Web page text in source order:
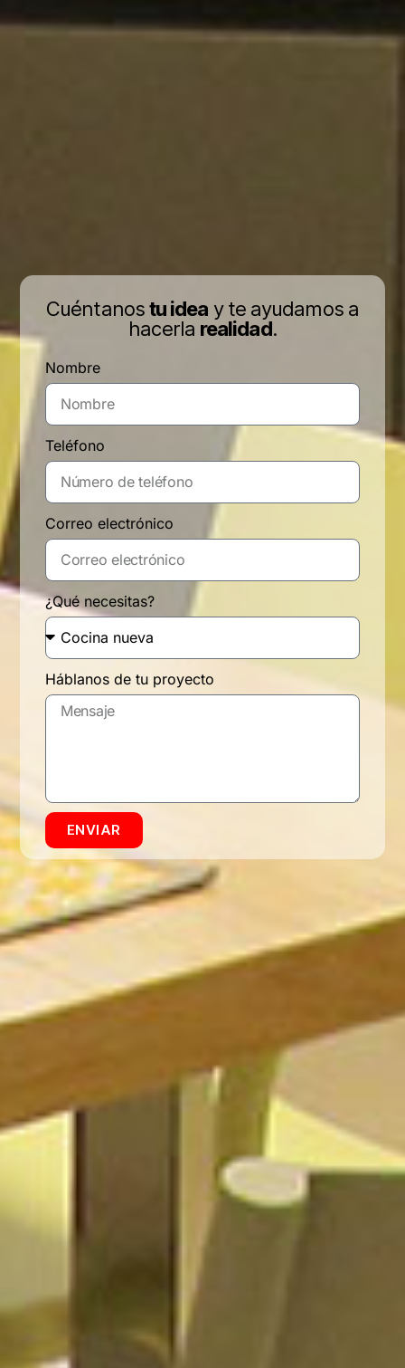
Cuéntanostu idea y te ayudamos a
hacerla realidad.
Nombre
Teléfono
Correo electrónico
¿Qué necesitas?
Háblanos de tu proyecto
ENVIAR